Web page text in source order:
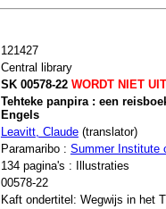
121427
Central library
SK 00578-22WORDT NIET
Tehteke panpira : een
Engels
Leavitt, Claude(translator)
Paramaribo : Summer Institute
134 pagina's : Illustraties
00578-22
Kaft ondertitel: Wegwijs in het